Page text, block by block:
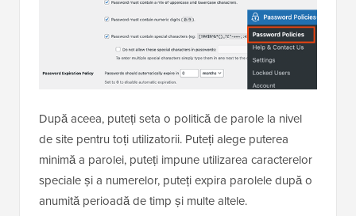
După aceea, puteți seta o politică de parole la nivel
de site pentru toți utilizatorii. Puteți alege puterea
minimă a parolei, puteți impune utilizarea caracterelor
speciale și a numerelor, puteți expira parolele după o
anumită perioadă de timp și multe altele.